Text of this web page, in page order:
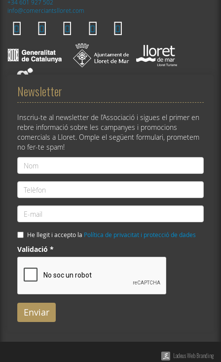
+34 601 927 502
info@comerciantslloret.com
Newsletter
Inscriu-te al newsletter de l’Associació i sigues el primer en
rebre informació sobre les campanyes i promocions
comercials a Lloret. Omple el següent formulari, prometem
no fer-te spam!
Nom
*
Telèfon
*
E-
mail
*
He llegit i accepto la Política de privacitat i protecció de dades
Validació *
Enviar
Ladeus Web Branding